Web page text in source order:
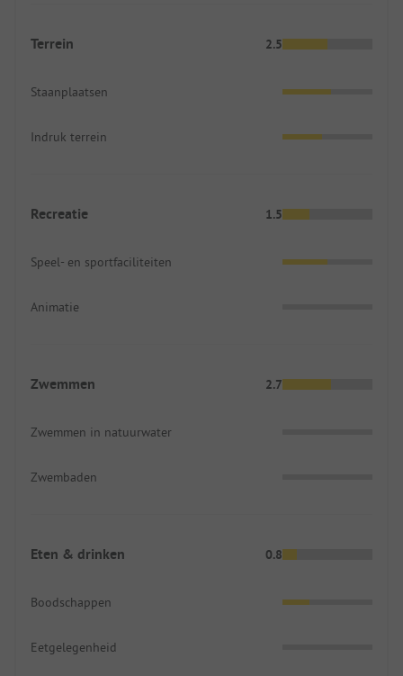
Terrein 2.5
Staanplaatsen
Indruk terrein
Recreatie 1.5
Speel- en sportfaciliteiten
Animatie
Zwemmen 2.7
Zwemmen in natuurwater
Zwembaden
Eten & drinken 0.8
Boodschappen
Eetgelegenheid